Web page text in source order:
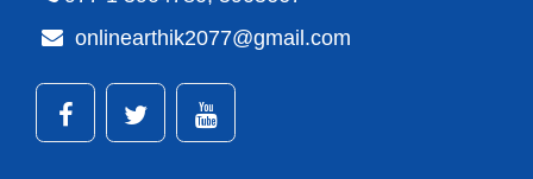
onlinearthik2077@gmail.com